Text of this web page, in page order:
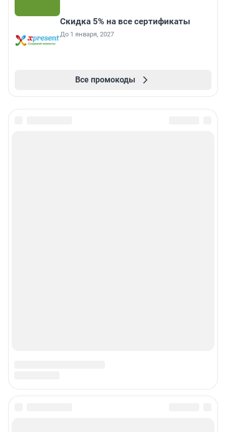
Скидка 5% на все сертификаты
До 1 января, 2027
Все промокоды